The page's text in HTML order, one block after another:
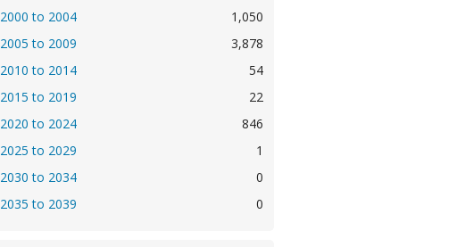
2000 to 2004
1,050
2005 to 2009
3,878
2010 to 2014
54
2015 to 2019
22
2020 to 2024
846
2025 to 2029
1
2030 to 2034
0
2035 to 2039
0